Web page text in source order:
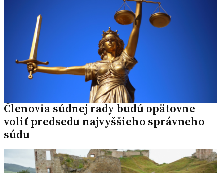
Členovia súdnej rady budú opätovne
voliť predsedu najvyššieho správneho
súdu